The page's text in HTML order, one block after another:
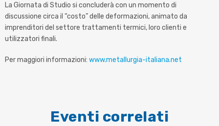
La Giornata di Studio si concluderà con un momento di
discussione circa il “costo” delle deformazioni, animato da
imprenditori del settore trattamenti termici, loro clienti e
utilizzatori finali.
Per maggiori informazioni: www.metallurgia-italiana.net
Eventi correlati